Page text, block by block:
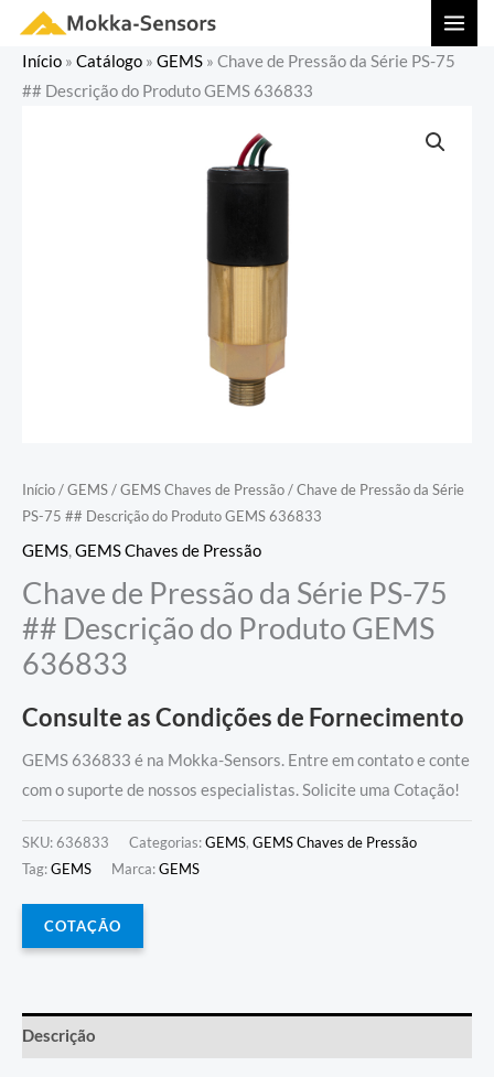
conteúdo
Início » Catálogo » GEMS » Chave de Pressão da Série PS-75
## Descrição do Produto GEMS 636833
Início/GEMS/GEMS Chaves de Pressão/ Chave de Pressão da Série
PS-75 ## Descrição do Produto GEMS 636833
GEMS,GEMS Chaves de Pressão
Chave de Pressão da Série PS-75
## Descrição do Produto GEMS
636833
Consulte as Condições de Fornecimento
GEMS 636833 é na Mokka-Sensors. Entre em contato e conte
com o suporte de nossos especialistas. Solicite uma Cotação!
SKU:636833 Categorias:GEMS, GEMS Chaves de Pressão
Tag:GEMS Marca:GEMS
COTAÇÃO
Descrição